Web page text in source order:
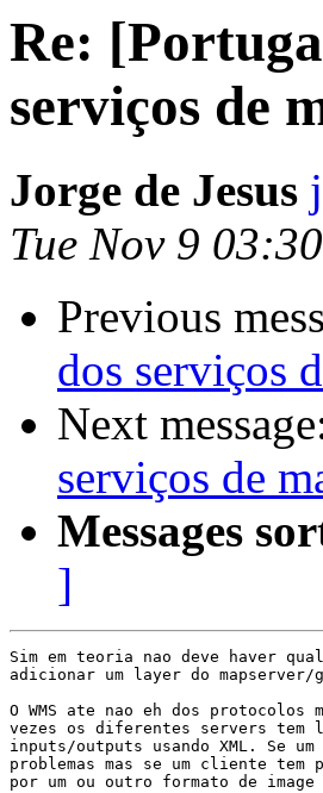
Re:
serviços de
Jorge de Jesus
Tue Nov 9
Previous
dos serviços
Next
serviços de
Messages
]
Sim em teoria nao deve haver
adicionar um layer do mapserver/
O WMS ate nao eh dos protocolos
vezes os diferentes servers tem
inputs/outputs usando XML. Se
problemas mas se um cliente
por um ou outro formato de